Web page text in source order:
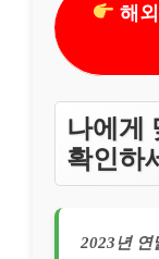
해
나에게
확인하
2023년 연